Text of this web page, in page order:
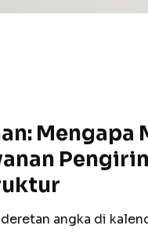
Mengapa
angka di